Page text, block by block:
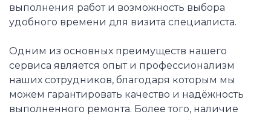
выполнения работ и возможность выбора
удобного времени для визита специалиста.
Одним из основных преимуществ нашего
сервиса является опыт и профессионализм
наших сотрудников, благодаря которым мы
можем гарантировать качество и надёжность
выполненного ремонта. Более того, наличие